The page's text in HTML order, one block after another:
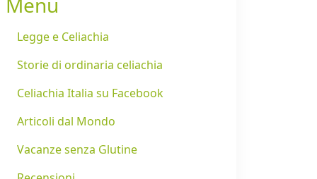
Legge e Celiachia
Storie di ordinaria celiachia
Celiachia Italia su Facebook
Articoli dal Mondo
Vacanze senza Glutine